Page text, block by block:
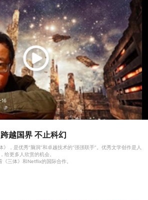
越国界 不止科幻
》，是优秀“脑洞”和卓越技术的“强强联手”。优秀文学创作是人
给更多人欣赏的机会。
三体》和Netflix的国际合作。